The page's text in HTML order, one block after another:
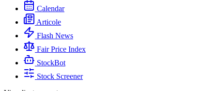
Calendar
Articole
Flash News
Fair Price Index
StockBot
Stock Screener